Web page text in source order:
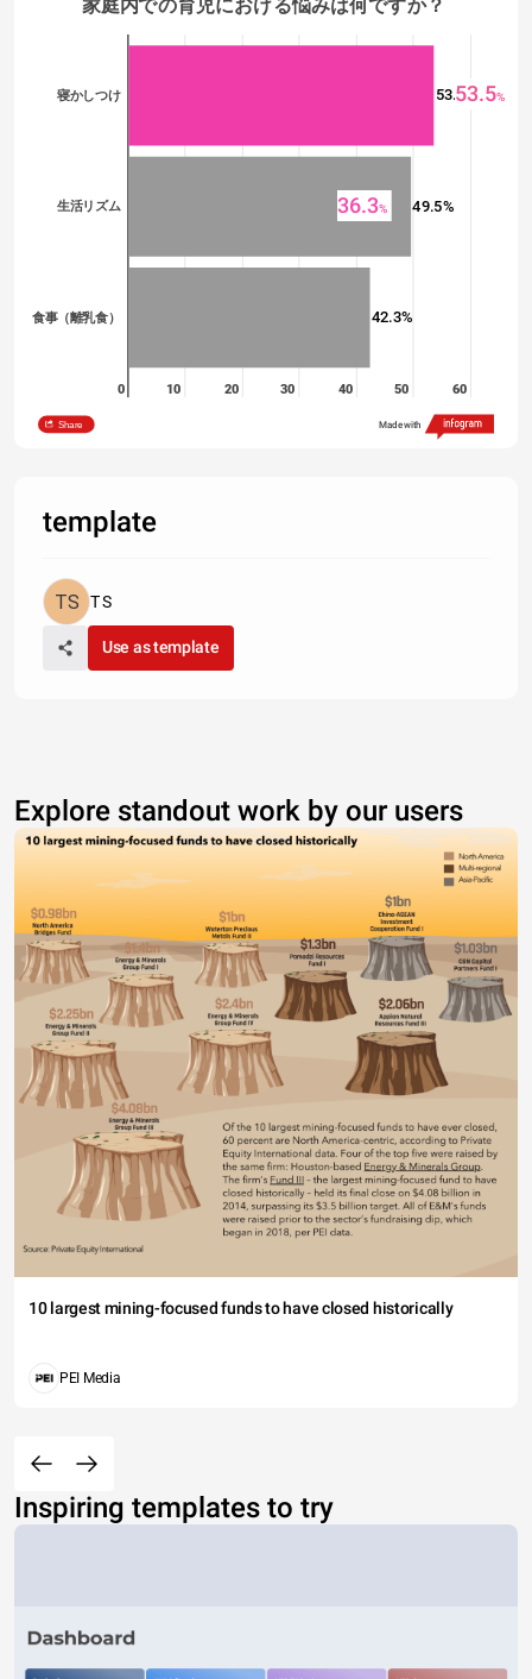
家庭内での育児における悩みは何ですか？
寝かしつけ
生活リズム
食事（離乳食）
0 10 20 30 40 50 60
53.5%
49.5%
42.3%
53.5%
36.3%
Share Made with
template
T S
Use as template
Explore standout work by our users
10 largest mining-focused funds to have closed historically
PEI Media
Inspiring templates to try